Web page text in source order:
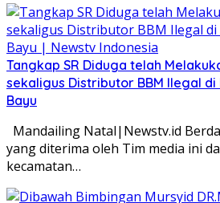
Tangkap SR Diduga telah
sekaligus Distributor BBM Ilegal
Bayu
Mandailing Natal|Newstv.id
yang diterima oleh Tim media ini
kecamatan…